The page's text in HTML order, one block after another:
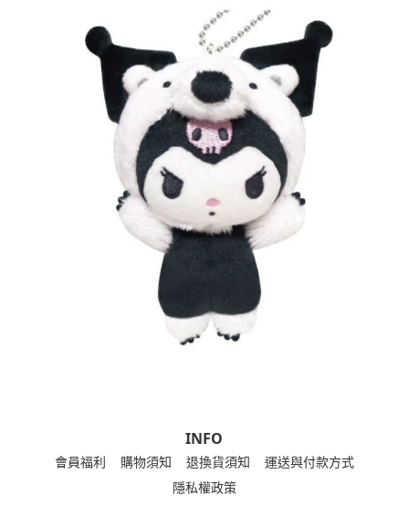
INFO
會員福利 購物須知 退換貨須知
運送與付款方式
隱私權政策